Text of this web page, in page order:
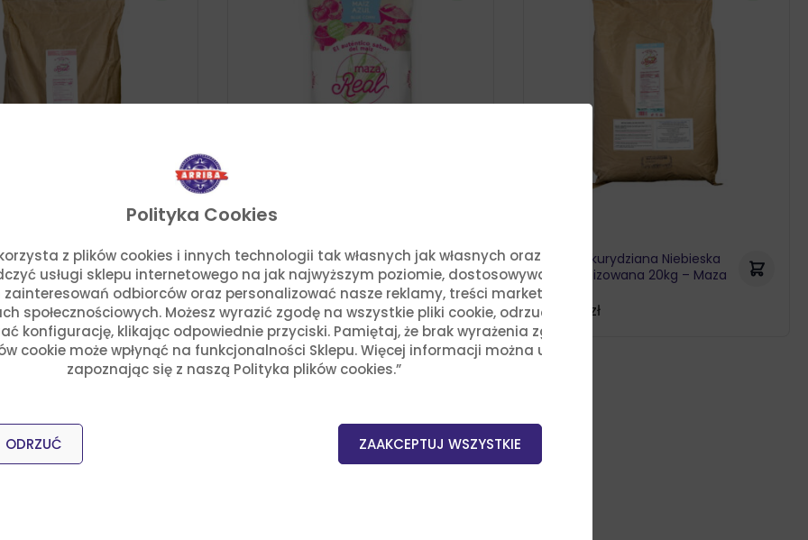
Polityka Cookies
z plików cookies i innych technologii tak własnych jak własnych oraz stron
usługi sklepu internetowego na jak najwyższym poziomie, dostosowywać treści
odbiorców oraz personalizować nasze reklamy, treści marketingowe i
społecznościowych. Możesz wyrazić zgodę na wszystkie pliki cookie, odrzucić je lub
konfigurację, klikając odpowiednie przyciski. Pamiętaj, że brak wyrażenia zgody na
cookie może wpłynąć na funkcjonalności Sklepu. Więcej informacji można uzyskać,
zapoznając się z naszą Polityka plików cookies.”
ZAAKCEPTUJ WSZYSTKIE
ODRZUĆ
Czerwona
20kg – Maza
Mąka Kukurydziana Niebieska
Nixtamalizowana 1kg – Maza
Real
19,20zł
Mąka Kukurydziana Niebieska
Nixtamalizowana 20kg – Maza
Real
307,74 zł